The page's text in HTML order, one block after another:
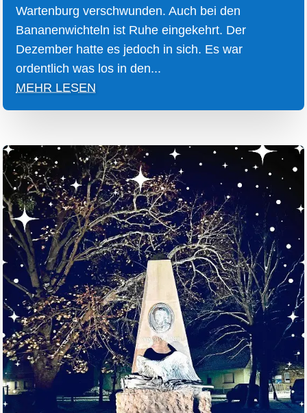
Wartenburg verschwunden. Auch bei den
Bananenwichteln ist Ruhe eingekehrt. Der
Dezember hatte es jedoch in sich. Es war
ordentlich was los in den...
MEHR LESEN